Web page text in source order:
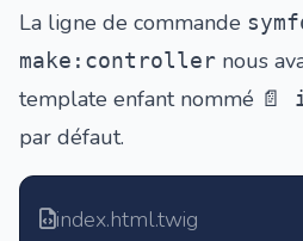
La ligne de commande
make:controller nous
template enfant nommé 📄
par défaut.
index.html.twig